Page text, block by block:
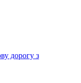
дорогу з